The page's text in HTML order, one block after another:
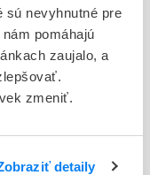
sú nevyhnutné pre
pomáhajú
zaujalo, a
zmeniť.
detaily